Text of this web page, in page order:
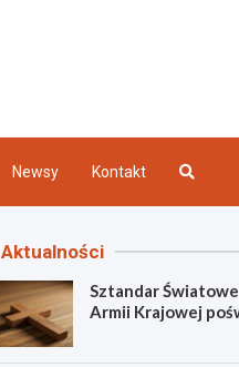
Newsy Kontakt
Aktualności
Sztandar
Armii Krajowej